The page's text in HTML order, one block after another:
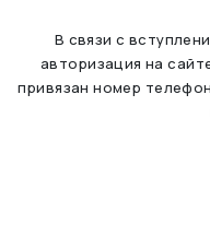
В связи с
авторизация на
привязан номер